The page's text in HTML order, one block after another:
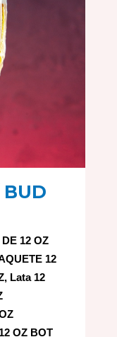
BUD
12 OZ
12
Lata 12
OZ BOT